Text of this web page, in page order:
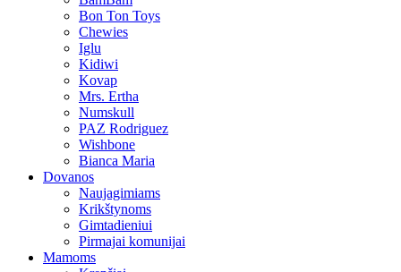
Bon Ton Toys
Chewies
Iglu
Kidiwi
Kovap
Mrs. Ertha
Numskull
PAZ Rodriguez
Wishbone
Bianca Maria
Dovanos
Naujagimiams
Krikštynoms
Gimtadieniui
Pirmajai komunijai
Mamoms